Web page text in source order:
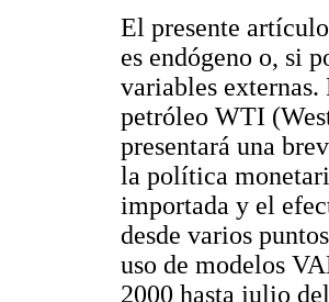
El presente
es endógeno o, si
variables
petróleo WTI
presentará una
la política
importada y el
desde varios
uso de modelos
2000 hasta julio